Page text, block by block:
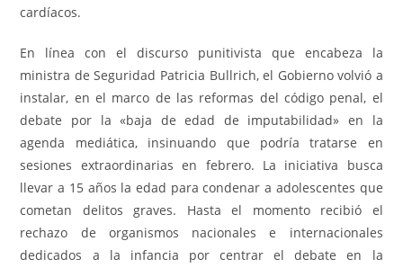
cardíacos.
En línea con el discurso punitivista que encabeza la
ministra de Seguridad Patricia Bullrich, el Gobierno volvió a
instalar, en el marco de las reformas del código penal, el
debate por la «baja de edad de imputabilidad» en la
agenda mediática, insinuando que podría tratarse en
sesiones extraordinarias en febrero. La iniciativa busca
llevar a 15 años la edad para condenar a adolescentes que
cometan delitos graves. Hasta el momento recibió el
rechazo de organismos nacionales e internacionales
dedicados a la infancia por centrar el debate en la